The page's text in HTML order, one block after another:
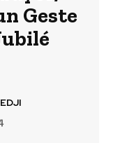
Geste